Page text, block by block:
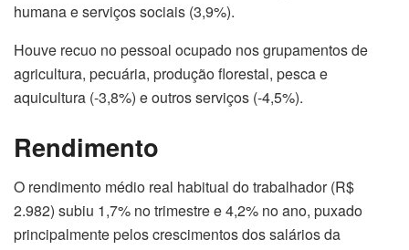
humana e serviços sociais (3,9%).
Houve recuo no pessoal ocupado nos grupamentos de
agricultura, pecuária, produção florestal, pesca e
aquicultura (-3,8%) e outros serviços (-4,5%).
Rendimento
O rendimento médio real habitual do trabalhador (R$
2.982) subiu 1,7% no trimestre e 4,2% no ano, puxado
principalmente pelos crescimentos dos salários da